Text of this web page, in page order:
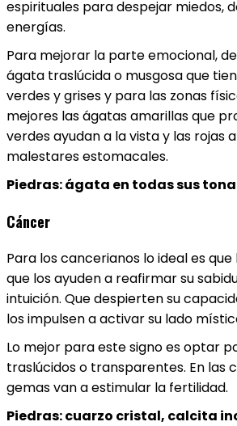
espirituales para despejar miedos,
energías.
Para mejorar la parte emocional,
ágata traslúcida o musgosa que
verdes y grises y para las zonas
mejores las ágatas amarillas que
verdes ayudan a la vista y las rojas
malestares estomacales.
Piedras: ágata en todas sus
Cáncer
Para los cancerianos lo ideal es
que los ayuden a reafirmar su
intuición. Que despierten su
los impulsen a activar su lado
Lo mejor para este signo es optar
traslúcidos o transparentes. En las
gemas van a estimular la fertilidad.
Piedras: cuarzo cristal, calcita